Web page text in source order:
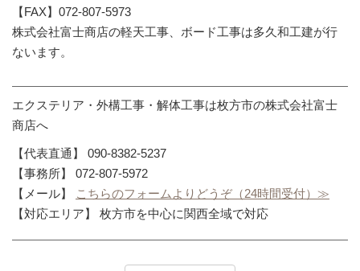
【FAX】072-807-5973
株式会社富士商店の軽天工事、ボード工事は多久和工建が行
ないます。
エクステリア・外構工事・解体工事は枚方市の株式会社富士
商店へ
【代表直通】 090-8382-5237
【事務所】 072-807-5972
【メール】
こちらのフォームよりどうぞ（24時間受付）≫
【対応エリア】 枚方市を中心に関西全域で対応